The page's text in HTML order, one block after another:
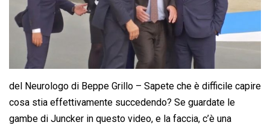
del Neurologo di Beppe Grillo – Sapete che è difficile capire
cosa stia effettivamente succedendo? Se guardate le
gambe di Juncker in questo video, e la faccia, c’è una